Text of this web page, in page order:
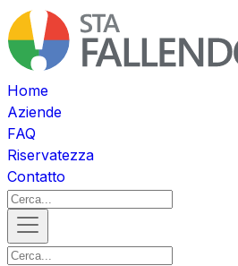
Home
Aziende
FAQ
Riservatezza
Contatto